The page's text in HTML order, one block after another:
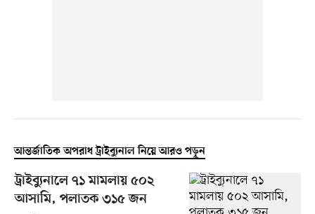
আন্তর্জাতিক অপরাধ ট্রাইব্যুনাল নিয়ে আরও পড়ুন
ট্রাইব্যুনালে ৭১ মামলায় ৫০২
আসামি, পলাতক ৩১৫ জন